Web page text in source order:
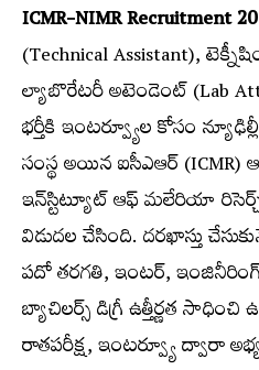
ICMR-NIMR Recruitment
(Technical Assistant),
ల్యాబొరేటరీ అటెండెంట్ (Lab
భ‌ర్తీకి ఇంటర్వ్యూల కోసం
సంస్థ అయిన ఐసీఎఆర్‌ (ICMR)
ఇన్‌స్టిట్యూట్‌ ఆఫ్‌ మలేరియా
విడుద‌ల చేసింది. ద‌ర‌ఖాస్తు
ప‌దో త‌ర‌గ‌తి, ఇంట‌ర్,
బ్యాచిలర్స్‌ డిగ్రీ ఉత్తీర్ణత సాధించి
రాతపరీక్ష, ఇంటర్వ్యూ ద్వారా